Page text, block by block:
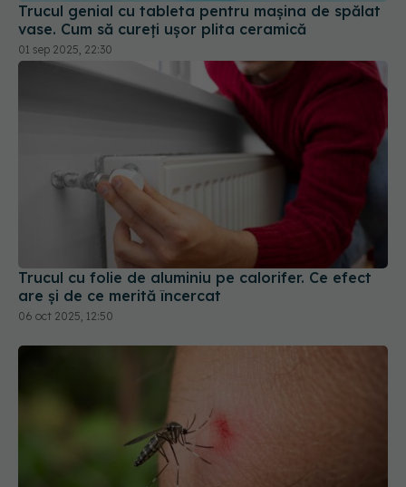
Trucul genial cu tableta pentru mașina de spălat
vase. Cum să cureți ușor plita ceramică
01 sep 2025, 22:30
Trucul cu folie de aluminiu pe calorifer. Ce efect
are și de ce merită încercat
06 oct 2025, 12:50